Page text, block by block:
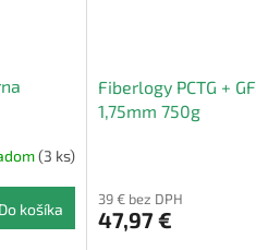
(3 ks)
Do košíka
Fiberlogy PCTG +
1,75mm 750g
39 € bez DPH
47,97 €